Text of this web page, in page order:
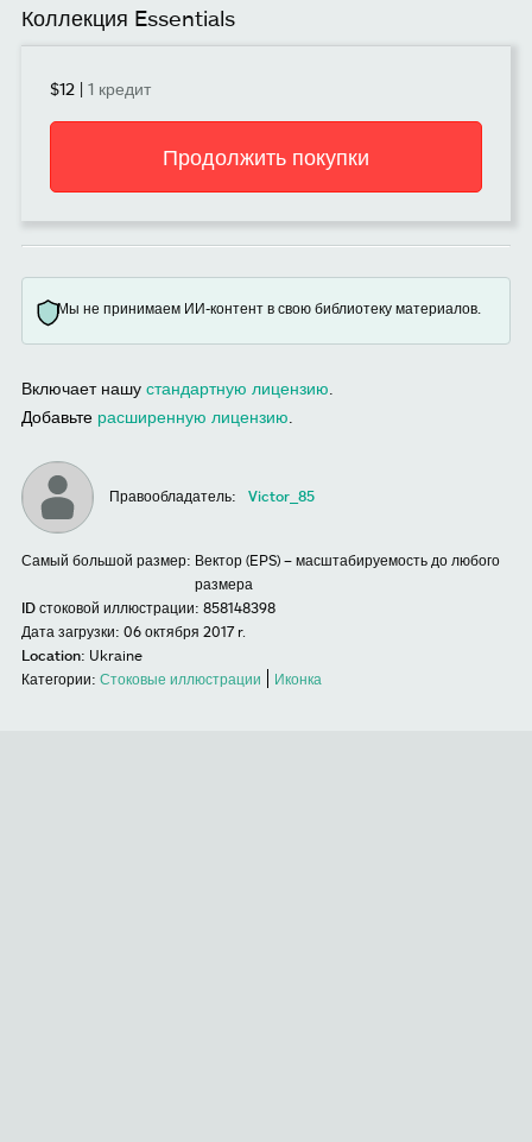
Коллекция Essentials
$12 | 1 кредит
Продолжить покупки
Мы не принимаем ИИ-контент в свою библиотеку материалов.
Включает нашу стандартную лицензию
Добавьте расширенную лицензию
Правообладатель: Victor_85
Самый большой размер: Вектор (EPS) – масштабируемость до любого
размера
ID стоковой иллюстрации: 858148398
Дата загрузки: 06 октября 2017 r.
Location: Ukraine
Категории: Стоковые иллюстрации Иконка